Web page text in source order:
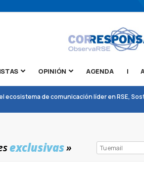
OPINIÓN AGENDA |
ecosistema de comunicación líder en RSE,
exclusivas»